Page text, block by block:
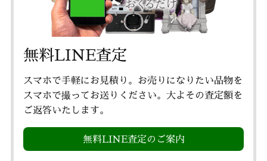
無料LINE査定
スマホで手軽にお見積り。お売りになりたい品物を
スマホで撮ってお送りください。大よその査定額を
ご返答いたします。
無料LINE査定のご案内